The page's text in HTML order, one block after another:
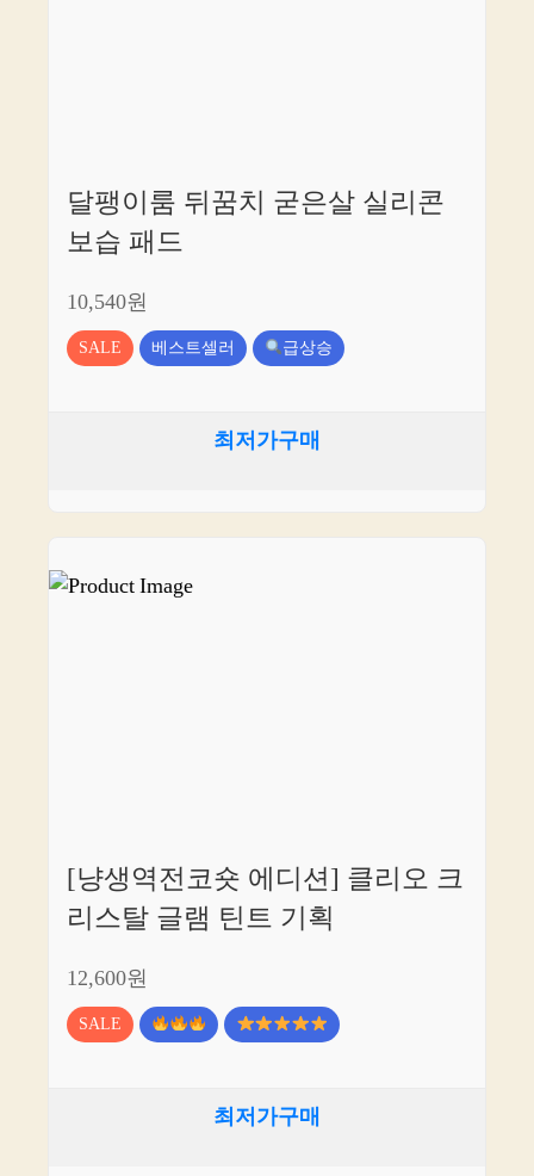
달팽이룸 뒤꿈치 굳은살 실리콘
보습 패드
10,540원
SALE 베스트셀러 급상승
최저가구매
[냥생역전코숏 에디션] 클리오 크
리스탈 글램 틴트 기획
12,600원
SALE
최저가구매